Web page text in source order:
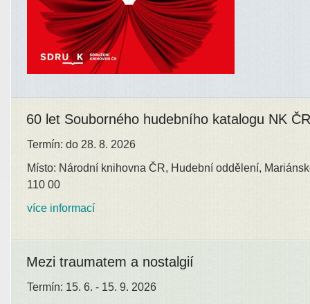
60 let Souborného hudebního katalogu NK ČR
Termín: do 28. 8. 2026
Místo: Národní knihovna ČR, Hudební oddělení,
110 00
více informací
Mezi traumatem a nostalgií
Termín: 15. 6. - 15. 9. 2026